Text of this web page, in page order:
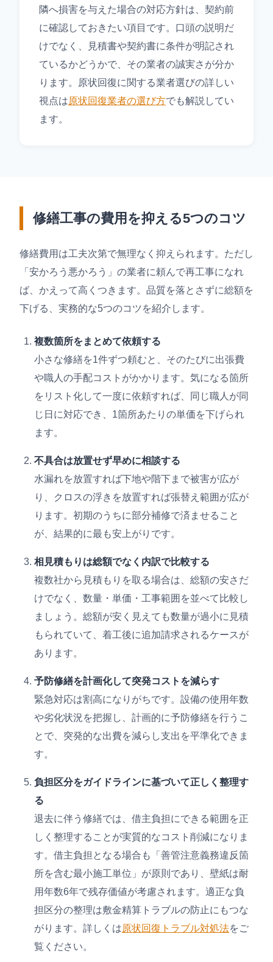
隣へ損害を与えた場合の対応方針は、契約前
に確認しておきたい項目です。口頭の説明だ
けでなく、見積書や契約書に条件が明記され
ているかどうかで、その業者の誠実さが分か
ります。原状回復に関する業者選びの詳しい
視点は原状回復業者の選び方でも解説してい
ます。
修繕工事の費用を抑える5つのコツ
修繕費用は工夫次第で無理なく抑えられます。ただし
「安かろう悪かろう」の業者に頼んで再工事になれ
ば、かえって高くつきます。品質を落とさずに総額を
下げる、実務的な5つのコツを紹介します。
複数箇所をまとめて依頼する
小さな修繕を1件ずつ頼むと、そのたびに出張費
や職人の手配コストがかかります。気になる箇所
をリスト化して一度に依頼すれば、同じ職人が同
じ日に対応でき、1箇所あたりの単価を下げられ
ます。
不具合は放置せず早めに相談する
水漏れを放置すれば下地や階下まで被害が広が
り、クロスの浮きを放置すれば張替え範囲が広が
ります。初期のうちに部分補修で済ませること
が、結果的に最も安上がりです。
相見積もりは総額でなく内訳で比較する
複数社から見積もりを取る場合は、総額の安さだ
けでなく、数量・単価・工事範囲を並べて比較し
ましょう。総額が安く見えても数量が過小に見積
もられていて、着工後に追加請求されるケースが
あります。
予防修繕を計画化して突発コストを減らす
緊急対応は割高になりがちです。設備の使用年数
や劣化状況を把握し、計画的に予防修繕を行うこ
とで、突発的な出費を減らし支出を平準化できま
す。
負担区分をガイドラインに基づいて正しく整理す
る
退去に伴う修繕では、借主負担にできる範囲を正
しく整理することが実質的なコスト削減になりま
す。借主負担となる場合も「善管注意義務違反箇
所を含む最小施工単位」が原則であり、壁紙は耐
用年数6年で残存価値が考慮されます。適正な負
担区分の整理は敷金精算トラブルの防止にもつな
がります。詳しくは原状回復トラブル対処法をご
覧ください。